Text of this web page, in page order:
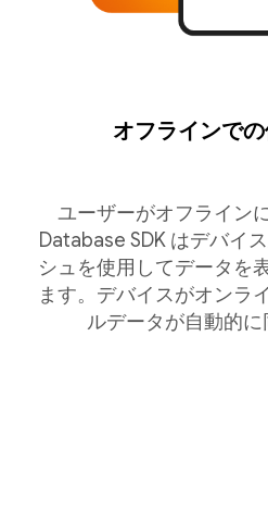
オフラインで
ユーザーがオフライン
Database SDK はデバイ
シュを使用してデータを
ます。デバイスがオンラ
ルデータが自動的に